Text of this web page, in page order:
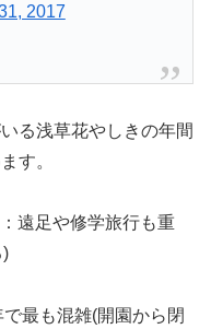
2017
る浅草花やしきの年間
す。
遠足や修学旅行も重
)
最も混雑(開園から閉